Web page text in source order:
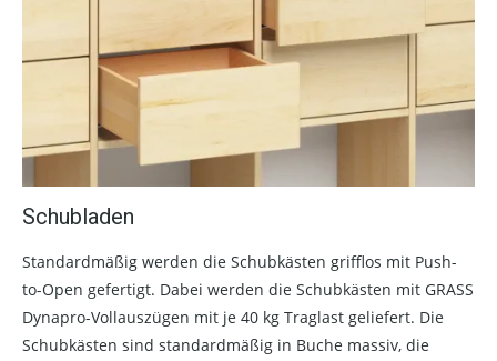
Schubladen
Standardmäßig werden die Schubkästen grifflos mit Push-
to-Open gefertigt. Dabei werden die Schubkästen mit GRASS
Dynapro-Vollauszügen mit je 40 kg Traglast geliefert. Die
Schubkästen sind standardmäßig in Buche massiv, die